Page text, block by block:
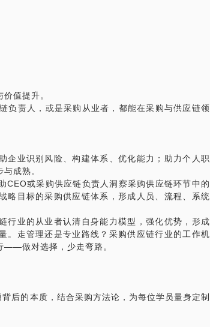
对于供应链新手，如何快速融入行业、选择适
的课题。
历，助你制定全面、多维度的职业规划和发展
方向和规划则决定着个人的成长和发展。在这
业的支持，与大家一同面对这些挑战。
事业与职业的道路上继续前行、勇于探索：
中，如何通过精准的采购策略提升竞争优
性中保持供应链的韧性与创新，确保企业的
思考职业的下一个阶段，我能帮助你们制定
领域中发挥更大的领导力，推动团队与组织
，并为未来的发展奠定更坚实的基础。作为你
续为你们提供协助。
挑战，请随时联系我。我始终在这里，与你们
值提升。
责人，或是采购从业者，都能在采购与供应链领
企业识别风险、构建体系、优化能力；助力个人职
成熟。
CEO或采购供应链负责人洞察采购供应链环节中的
略目标的采购供应链体系，形成人员、流程、系统
行业的从业者认清自身能力模型，强化优势，形成
。走管理还是专业路线？采购供应链行业的工作机
——做对选择，少走弯路。
后的本质，结合采购方法论，为每位学员量身定制